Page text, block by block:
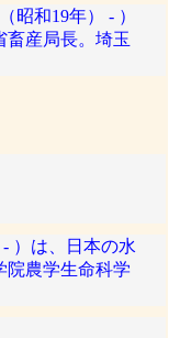
昭和19年） - ）
畜産局長。埼玉
）は、日本の水
院農学生命科学